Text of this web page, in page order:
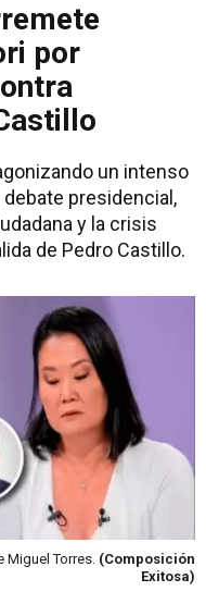
por
un intenso
presidencial,
y la crisis
de Pedro Castillo.
Torres. (Composición
Exitosa)